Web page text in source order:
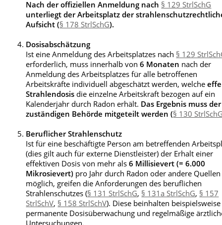
Nach der offiziellen Anmeldung nach § 129 StrlSchG
unterliegt der Arbeitsplatz der
Aufsicht (§ 178 StrlSchG).
Dosisabschätzung
Ist eine Anmeldung des Arbeitsplatzes nach § 129
erforderlich, muss innerhalb von6 Monaten nach der
Anmeldung des Arbeitsplatzes für alle betroffenen
Arbeitskräfte individuell abgeschätzt werden, welche
Strahlendosis die einzelne Arbeitskraft bezogen auf ein
Kalenderjahr durch Radon erhält. Das Ergebnis muss der
zuständigen Behörde mitgeteilt werden (§ 130
Beruflicher Strahlenschutz
Ist für eine beschäftigte Person am betreffenden
(dies gilt auch für externe Dienstleister) der Erhalt einer
effektiven Dosis von mehr als6 Millisievert (= 6.000
Mikrosievert) pro Jahr durch Radon oder andere Quellen
möglich, greifen die Anforderungen des beruflichen
Strahlenschutzes (§ 131 StrlSchG, § 131a StrlSchG, § 157
StrlSchV, § 158 StrlSchV). Diese beinhalten
permanente Dosisüberwachung und regelmäßige